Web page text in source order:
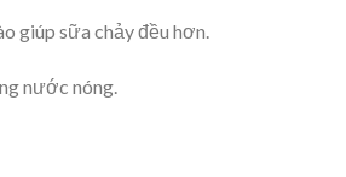
giúp sữa chảy đều hơn.
nước nóng.